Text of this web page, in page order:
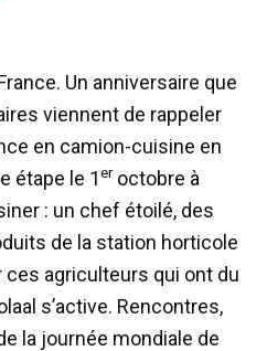
Un anniversaire que
viennent de rappeler
en camion-cuisine en
étape le 1eroctobre à
: un chef étoilé, des
de la station horticole
ces agriculteurs qui ont du
s’active. Rencontres,
la journée mondiale de